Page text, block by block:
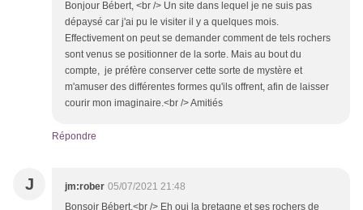
Bonjour Bébert, <br /> Un site dans lequel je ne suis pas
dépaysé car j'ai pu le visiter il y a quelques mois.
Effectivement on peut se demander comment de tels rochers
sont venus se positionner de la sorte. Mais au bout du
compte, je préfère conserver cette sorte de mystère et
m'amuser des différentes formes qu'ils offrent, afin de laisser
courir mon imaginaire.<br /> Amitiés
Répondre
J jm:rober 05/07/2021 21:48
Bonsoir Bébert,<br /> Eh oui la bretagne et ses rochers de